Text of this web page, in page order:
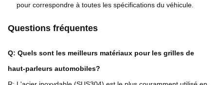
pour correspondre à toutes les spécifications du véhicule.
Questions fréquentes
Q: Quels sont les meilleurs matériaux pour les grilles de
haut-parleurs automobiles?